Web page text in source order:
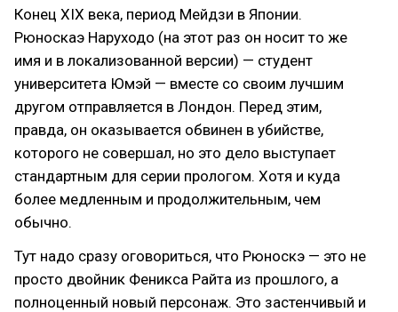
Конец XIX века, период Мейдзи в Японии.
Рюноскаэ Наруходо (на этот раз он носит то же
имя и в локализованной версии) — студент
университета Юмэй — вместе со своим лучшим
другом отправляется в Лондон. Перед этим,
правда, он оказывается обвинен в убийстве,
которого не совершал, но это дело выступает
стандартным для серии прологом. Хотя и куда
более медленным и продолжительным, чем
обычно.
Тут надо сразу оговориться, что Рюноскэ — это не
просто двойник Феникса Райта из прошлого, а
полноценный новый персонаж. Это застенчивый и